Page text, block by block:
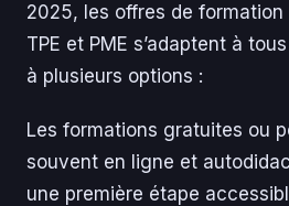
2025, les offres de
TPE et PME s’adaptent à
à plusieurs options :
Les formations gratuites ou
souvent en ligne et
une première étape